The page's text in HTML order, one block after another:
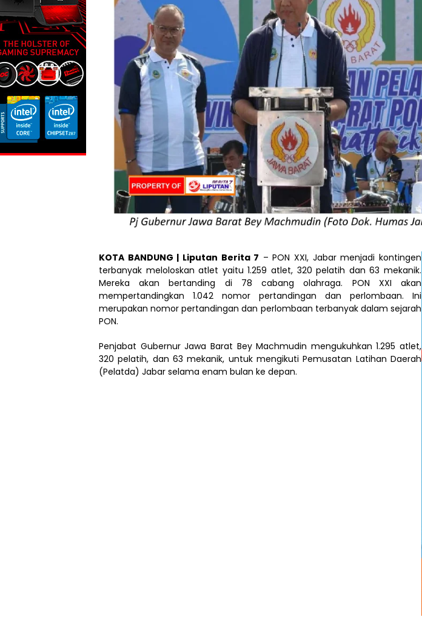
KOTA BANDUNG | Liputan Berita 7 – PON XXI, Jabar menjadi kontingen
terbanyak meloloskan atlet yaitu 1.259 atlet, 320 pelatih dan 63 mekanik.
Mereka akan bertanding di 78 cabang olahraga. PON XXI akan
mempertandingkan 1.042 nomor pertandingan dan perlombaan. Ini
merupakan nomor pertandingan dan perlombaan terbanyak dalam sejarah
PON.
Penjabat Gubernur Jawa Barat Bey Machmudin mengukuhkan 1.295 atlet,
320 pelatih, dan 63 mekanik, untuk mengikuti Pemusatan Latihan Daerah
(Pelatda) Jabar selama enam bulan ke depan.